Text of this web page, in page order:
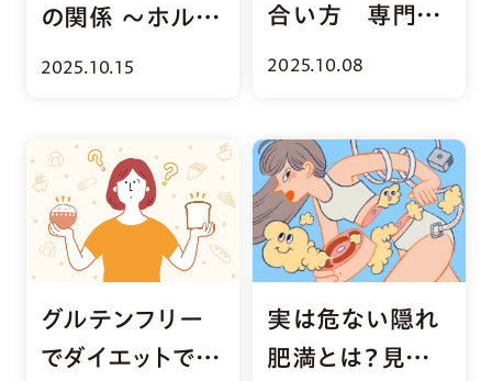
2025.10.15
の関係 ～ホルモ
ンバランスを整
2025.10.08
合い方 専門医
に聞く発症から
グルテンフリー
でダイエットでき
実は危ない隠れ
肥満とは？見分